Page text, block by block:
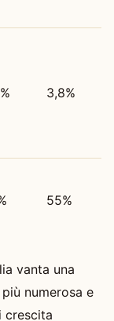
3,8%
55%
vanta una
numerosa e
crescita